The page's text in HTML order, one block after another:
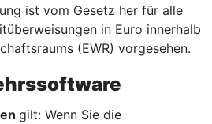
ist vom Gesetz her für alle
in Euro innerhalb
(EWR) vorgesehen.
gilt: Wenn Sie die